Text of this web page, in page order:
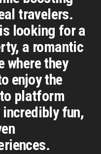
travelers.
looking for a
a romantic
where they
enjoy the
platform
incredibly fun,